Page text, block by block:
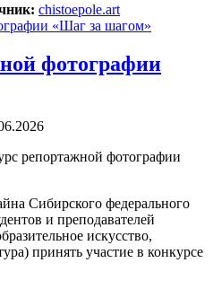
chistoepole.art
фотографии
репортажной фотографии
Сибирского федерального
и преподавателей
искусство,
принять участие в конкурсе